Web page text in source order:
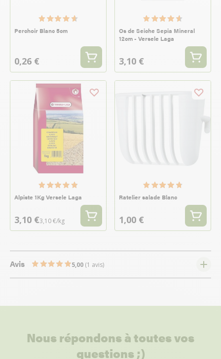
Perchoir Blanc 5cm
0,26 €
Os de Seiche Sepia Mineral
12cm - Versele Laga
3,10 €
Alpiste 1Kg Versele Laga
3,10 €3,10 €/kg
Ratelier salade Blanc
1,00 €
Avis 5,00 (1 avis)
Nous répondons à toutes vos
questions ;)